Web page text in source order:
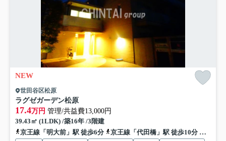
NEW
世田谷区松原
ラグゼガーデン松原
17.4万円 管理/共益費13,000円
39.43㎡ (1LDK) /築16年 /3階建
京王線「明大前」駅 徒歩6分
京王線「代田橋」駅 徒歩10分 京王井